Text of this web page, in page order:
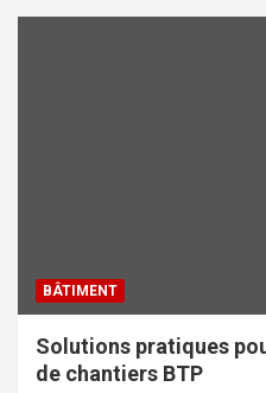
BÂTIMENT
Solutions pratiques
de chantiers BTP